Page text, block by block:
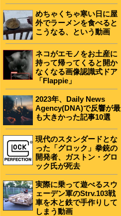
めちゃくちゃ寒い日に屋
外でラーメンを食べると
こうなる、という動画
ネコがエモノをお土産に
持って帰ってくると開か
なくなる画像認識式ドア
「Flappie」
2023年、Daily News
Agency(DNA)で反響が最
も大きかった記事10選
現代のスタンダードとな
った「グロック」拳銃の
開発者、ガストン・グロ
ック氏が死去
実際に乗って遊べるスウ
ェーデン軍のStrv.103戦
車を木と鉄で手作りして
しまう動画